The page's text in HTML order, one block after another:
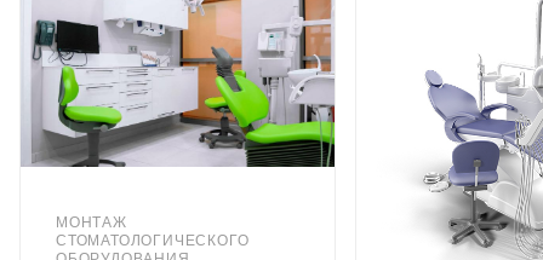
МОНТАЖ
СТОМАТОЛОГИЧЕСКОГО